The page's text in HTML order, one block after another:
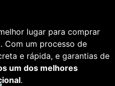
lugar para comprar
Com um processo de
e rápida, e garantias de
um dos melhores
.